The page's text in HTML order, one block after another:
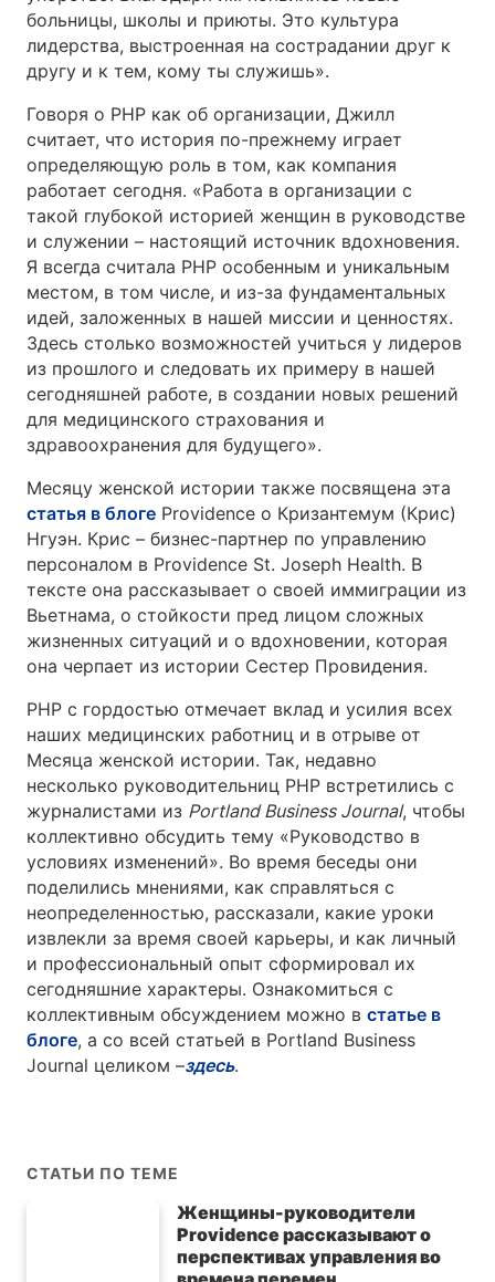
больницы, школы и приюты. Это культура
лидерства, выстроенная на сострадании друг к
другу и к тем, кому ты служишь».
Говоря о PHP как об организации, Джилл
считает, что история по-прежнему играет
определяющую роль в том, как компания
работает сегодня. «Работа в организации с
такой глубокой историей женщин в руководстве
и служении – настоящий источник вдохновения.
Я всегда считала PHP особенным и уникальным
местом, в том числе, и из-за фундаментальных
идей, заложенных в нашей миссии и ценностях.
Здесь столько возможностей учиться у лидеров
из прошлого и следовать их примеру в нашей
сегодняшней работе, в создании новых решений
для медицинского страхования и
здравоохранения для будущего».
Месяцу женской истории также посвящена эта
статья в блоге Providence о Кризантемум (Крис)
Нгуэн. Крис – бизнес-партнер по управлению
персоналом в Providence St. Joseph Health. В
тексте она рассказывает о своей иммиграции из
Вьетнама, о стойкости пред лицом сложных
жизненных ситуаций и о вдохновении, которая
она черпает из истории Сестер Провидения.
PHP с гордостью отмечает вклад и усилия всех
наших медицинских работниц и в отрыве от
Месяца женской истории. Так, недавно
несколько руководительниц PHP встретились с
журналистами из Portland Business Journal, чтобы
коллективно обсудить тему «Руководство в
условиях изменений». Во время беседы они
поделились мнениями, как справляться с
неопределенностью, рассказали, какие уроки
извлекли за время своей карьеры, и как личный
и профессиональный опыт сформировал их
сегодняшние характеры. Ознакомиться с
коллективным обсуждением можно в статье в
блоге, а со всей статьей в Portland Business
Journal целиком –здесь.
СТАТЬИ ПО ТЕМЕ
Женщины-руководители
Providence рассказывают о
перспективах управления во